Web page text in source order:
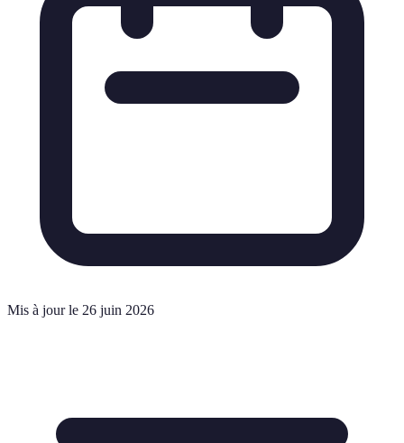
Mis à jour le 26 juin 2026